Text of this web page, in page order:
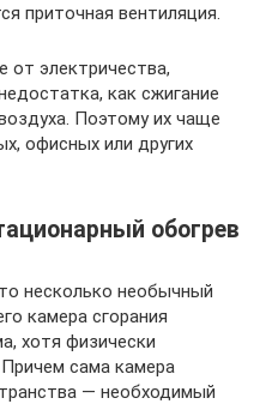
приточная вентиляция.
от электричества,
как сжигание
Поэтому их чаще
офисных или других
обогрев
несколько необычный
камера сгорания
хотя физически
сама камера
— необходимый